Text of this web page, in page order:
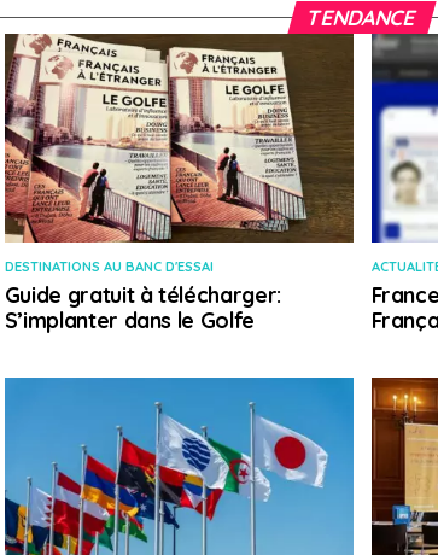
TENDANCE
DESTINATIONS AU BANC D'ESSAI
Guide gratuit à télécharger:
S’implanter dans le Golfe